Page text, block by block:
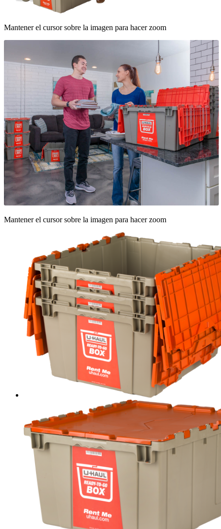
Mantener el cursor sobre la imagen para hacer zoom
Mantener el cursor sobre la imagen para hacer zoom